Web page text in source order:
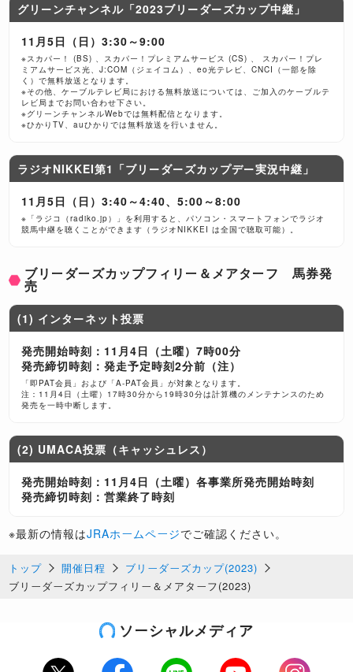
グリーンチャンネル「2023ブリーダーズカップ中継」
11月5日（日）3:30～9:00
※スカパー！ (BS) 、スカパー！プレミアムサービス (CS) 、 スカパー！プレ
ミアムサービス光、J:COM（ジェイコム）、eo光テレビ、CNCI（一部を除
く）で無料放送となります。
※その他、ケーブルテレビ局における無料放送については、ご加入のケーブルテ
レビ局までお問い合わせ下さい。
※グリーンチャンネルWebでは無料配信となります。
※ひかりTV、auひかりでは無料放送を行いません。
ラジオNIKKEI第1「ブリーダーズカップデー実況中継」
11月5日（日）3:40～4:40、5:00～8:00
※「ラジコ（radiko.jp）」を利用すると、パソコン・スマートフォンでラジオ
競馬中継を聴くことができます（ラジオNIKKEI は全国で聴取可能）。
ブリーダーズカップフィリー＆メアターフ 馬券発
売
(1) インターネット投票
発売開始時刻：11月4日（土曜）7時00分
発売締切時刻：発走予定時刻2分前（注）
「即PAT会員」および「A-PAT会員」が対象となります。
注：11月4日（土曜）17時30分から19時30分は計算機のメンテナンスのため
発売を一時中断します。
(2) UMACA投票（キャッシュレス）
発売開始時刻：11月4日（土曜）各事業所発売開始時刻
発売締切時刻：営業終了時刻
※最新の情報はJRAホームページでご確認ください。
トップ 開催日程
ブリーダーズカップ(2023)
ブリーダーズカップフィリー＆メアターフ(2023)
ソーシャルメディア